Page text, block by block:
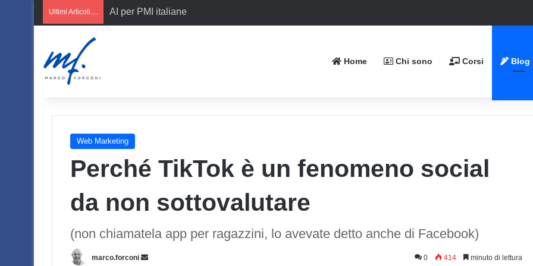
Ultimi Articoli.... AI per PMI italiane
Home Chi sono Corsi Blog
Web Marketing
Perché TikTok è un fenomeno social
da non sottovalutare
(non chiamatela app per ragazzini, lo avevate detto anche di Facebook)
marco.forconi
Invia
0 414 minuto di lettura